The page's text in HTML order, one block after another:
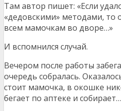
Там автор пишет: «Если
«дедовскими» методами, то
всем мамочкам во дворе…»
И вспомнился случай.
Вечером после работы
очередь собралась.
стоит мамочка, в окошке
бегает по аптеке и